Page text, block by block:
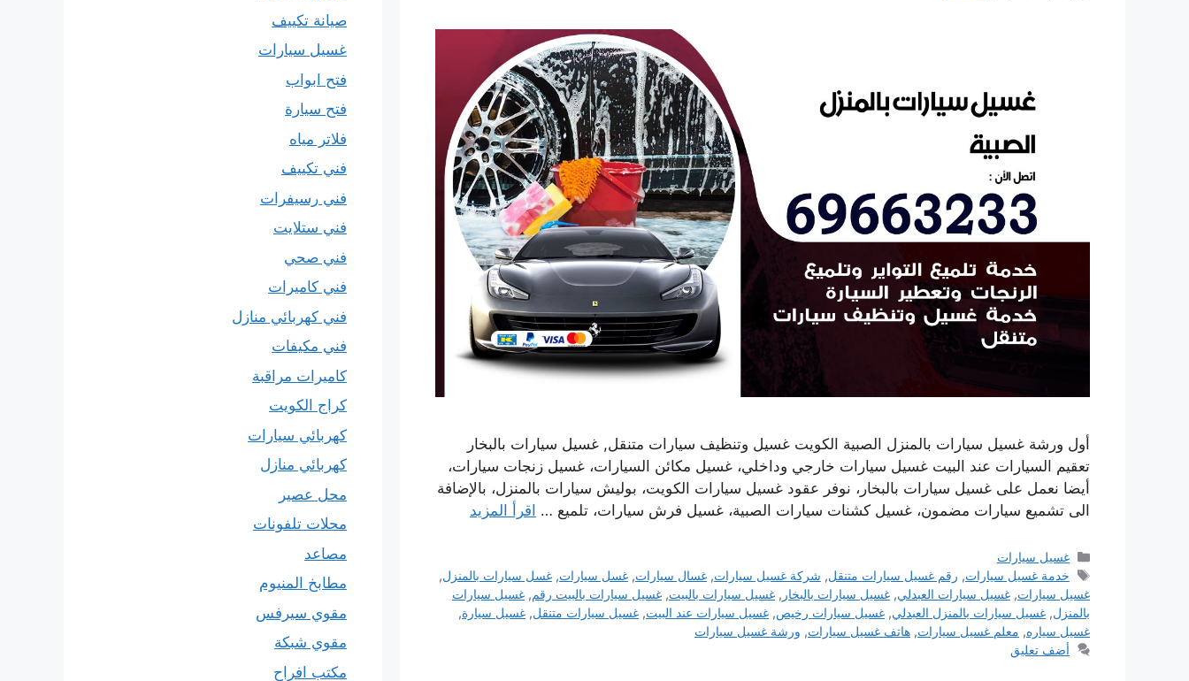
أول ورشة غسيل سيارات بالمنزل الصبية الكويت غسيل وتنظيف سيارات متنقل, غسيل سيارات بالبخار
تعقيم السيارات عند البيت غسيل سيارات خارجي وداخلي، غسيل مكائن السيارات، غسيل زنجات سيارات،
أيضا نعمل على غسيل سيارات بالبخار، نوفر عقود غسيل سيارات الكويت، بوليش سيارات بالمنزل، بالإضافة
الى تشميع سيارات مضمون، غسيل كشنات سيارات الصبية، غسيل فرش سيارات، تلميع … اقرأ المزيد
التصنيفات
غسيل سيارات
الوسوم
خدمة غسيل سيارات, رقم غسيل سيارات متنقل, شركة غسيل سيارات,غسال سيارات,غسل سيارات,غسل سيارات بالمنزل,
غسيل سيارات, غسيل سيارات العبدلي, غسيل سيارات بالبخار , غسيل سيارات بالبيت, غسيل سيارات بالبيت رقم, غسيل سيارات
بالمنزل, غسيل سيارات بالمنزل العبدلي, غسيل سيارات رخيص, غسيل سيارات عند البيت, غسيل سيارات متنقل, غسيل سيارة,
غسيل سياره, معلم غسيل سيارات, هاتف غسيل سيارات, ورشة غسيل سيارات
أضف تعليق
صيانة تكييف
غسيل سيارات
فتح ابواب
فتح سيارة
فلاتر مياه
فني تكييف
فني رسيفرات
فني ستلايت
فني صحي
فني كاميرات
فني كهربائي منازل
فني مكيفات
كاميرات مراقبة
كراج الكويت
كهربائي سيارات
كهربائي منازل
محل عصير
محلات تلفونات
مصاعد
مطابخ المنيوم
مقوي سيرفس
مقوي شبكة
مكتب افراح